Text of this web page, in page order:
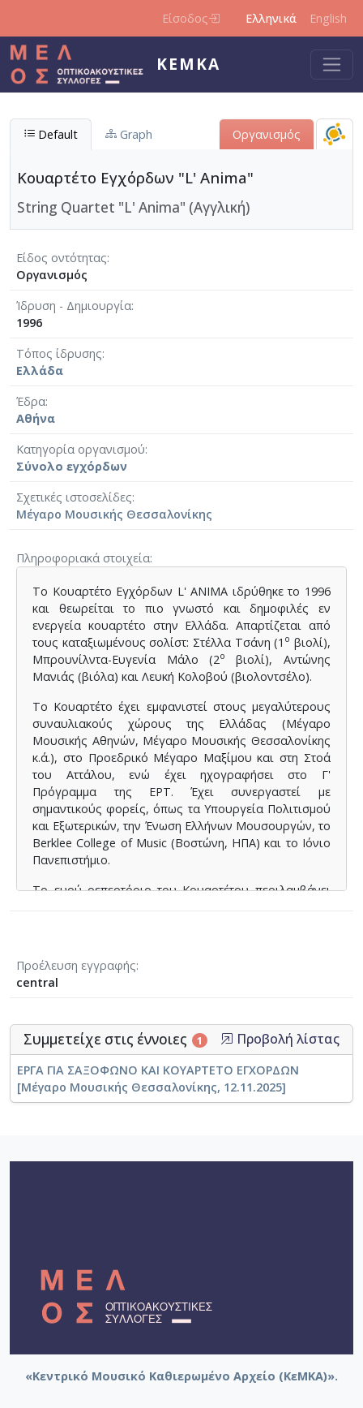
Είσοδος Ελληνικά English
ΚΕΜΚΑ
Default Graph Οργανισμός
Κουαρτέτο Εγχόρδων "L' Anima"
String Quartet "L' Anima" (Αγγλική)
Είδος οντότητας
Οργανισμός
Ίδρυση - Δημιουργία
1996
Τόπος ίδρυσης
Ελλάδα
Έδρα
Αθήνα
Κατηγορία οργανισμού
Σύνολο εγχόρδων
Σχετικές ιστοσελίδες
Μέγαρο Μουσικής Θεσσαλονίκης
Πληροφοριακά στοιχεία
Το Κουαρτέτο Εγχόρδων L' ANIMA ιδρύθηκε το 1996
και θεωρείται το πιο γνωστό και δημοφιλές εν
ενεργεία κουαρτέτο στην Ελλάδα. Απαρτίζεται από
τους καταξιωμένους σολίστ: Στέλλα Τσάνη (1 ο βιολί),
Μπρουνίλντα-Ευγενία Μάλο (2ο
βιολί), Αντώνης
Μανιάς (βιόλα) και Λευκή Κολοβού (βιολοντσέλο).
Το Κουαρτέτο έχει εμφανιστεί στους μεγαλύτερους
συναυλιακούς χώρους της Ελλάδας (Μέγαρο
Μουσικής Αθηνών, Μέγαρο Μουσικής Θεσσαλονίκης
κ.ά.), στο Προεδρικό Μέγαρο Μαξίμου και στη Στοά
του Αττάλου, ενώ έχει ηχογραφήσει στο Γ'
Πρόγραμμα της ΕΡΤ. Έχει συνεργαστεί με
σημαντικούς φορείς, όπως τα Υπουργεία Πολιτισμού
και Εξωτερικών, την Ένωση Ελλήνων Μουσουργών, το
Berklee College of Music (Βοστώνη, ΗΠΑ) και το Ιόνιο
Πανεπιστήμιο.
Το ευρύ ρεπερτόριο του Κουαρτέτου περιλαμβάνει
ηχογραφήσεις του Κουαρτέτου L' ANIMA
κυκλοφορούν από τις Subways Music και Irida
Production.
Προέλευση εγγραφής
central
Συμμετείχε στις έννοιες 1 Προβολή λίστας
ΕΡΓΑ ΓΙΑ ΣΑΞΟΦΩΝΟ KAI ΚΟΥΑΡΤΕΤΟ ΕΓΧΟΡΔΩΝ
[Μέγαρο Μουσικής Θεσσαλονίκης, 12.11.2025]
«Κεντρικό Μουσικό Καθιερωμένο Αρχείο (ΚεΜΚΑ)».